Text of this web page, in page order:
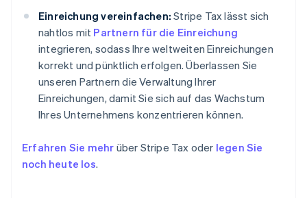
Einreichung vereinfachen: Stripe Tax lässt sich
nahtlos mit Partnern für die Einreichung
integrieren, sodass Ihre weltweiten Einreichungen
korrekt und pünktlich erfolgen. Überlassen Sie
unseren Partnern die Verwaltung Ihrer
Einreichungen, damit Sie sich auf das Wachstum
Ihres Unternehmens konzentrieren können.
Erfahren Sie mehr über Stripe Tax oder legen Sie
noch heute los.